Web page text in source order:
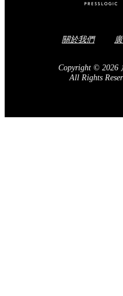
關於我們
Copyright © 2026
All Rights